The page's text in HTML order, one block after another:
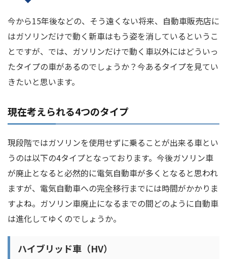
今から15年後などの、そう遠くない将来、自動車販売店に
はガソリンだけで動く新車はもう姿を消しているというこ
とですが、では、ガソリンだけで動く車以外にはどういっ
たタイプの車があるのでしょうか？今あるタイプを見てい
きたいと思います。
現在考えられる4つのタイプ
現段階ではガソリンを使用せずに乗ることが出来る車とい
うのは以下の4タイプとなっております。今後ガソリン車
が廃止となると必然的に電気自動車が多くとなると思われ
ますが、電気自動車への完全移行までには時間がかかりま
すよね。ガソリン車廃止になるまでの間どのように自動車
は進化してゆくのでしょうか。
ハイブリッド車（HV）